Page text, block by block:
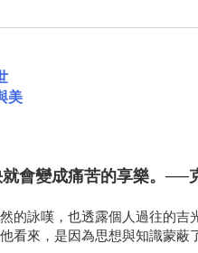
美
會變成痛苦的享樂。──
的詠嘆，也透露個人過往的吉
來，是因為思想與知識蒙蔽